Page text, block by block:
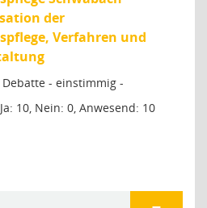
der
Verfahren und
- einstimmig -
Ja: 10, Nein: 0, Anwesend: 10